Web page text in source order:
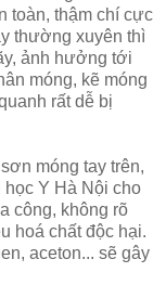
toàn, thậm chí cực
thường xuyên thì
ảnh hưởng tới
móng, kẽ móng
rất dễ bị
móng tay trên,
Y Hà Nội cho
công, không rõ
hoá chất độc hại.
aceton... sẽ gây